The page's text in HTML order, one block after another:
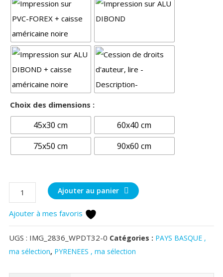
Choix des dimensions :
45x30 cm
60x40 cm
75x50 cm
90x60 cm
quantité
de
Ambiance
autour
du
Massif
Ajouter au panier
Ajouter à mes favoris
UGS : IMG_2836_WPDT32-0 Catégories : PAYS BASQUE ,
ma sélection, PYRENEES , ma sélection